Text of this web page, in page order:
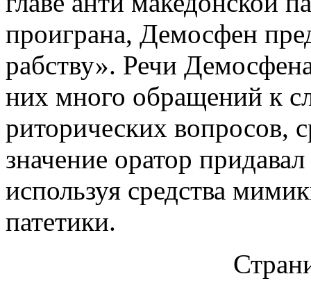
проиграна, Демосфен
рабству». Речи
них много обращений к
риторических вопросов,
значение оратор
используя средства
патетики.